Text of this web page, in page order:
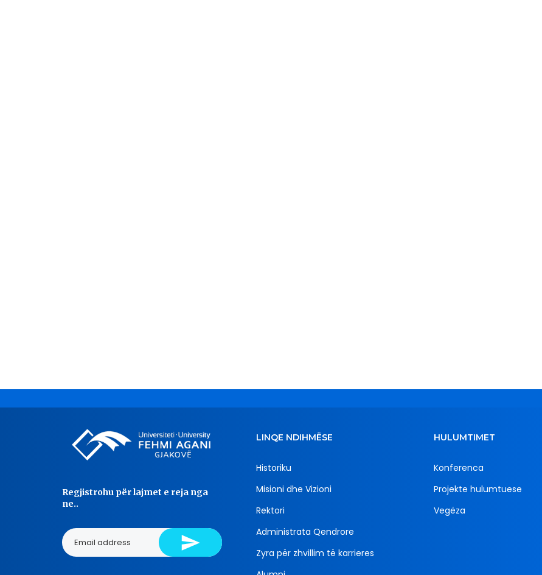
Regjistrohu për lajmet e reja nga
ne..
LINQE NDIHMËSE
Historiku
Misioni dhe Vizioni
Rektori
Administrata Qendrore
Zyra për zhvillim të karrieres
HULUMTIMET
Konferenca
Projekte hulumtuese
Vegëza